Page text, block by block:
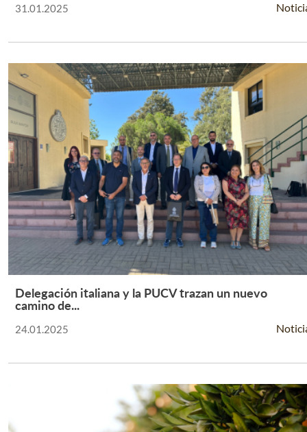
31.01.2025
Leer Más +
Delegación italiana y la PUCV trazan un nuevo
camino de...
24.01.2025